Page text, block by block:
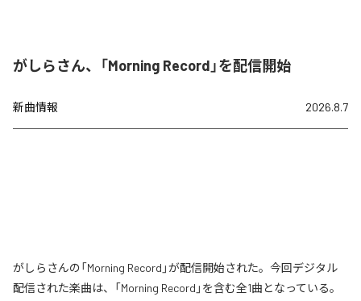
がしらさん、「Morning Record」を配信開始
新曲情報 2026.8.7
がしらさんの「Morning Record」が配信開始された。今回デジタル
配信された楽曲は、「Morning Record」を含む全1曲となっている。